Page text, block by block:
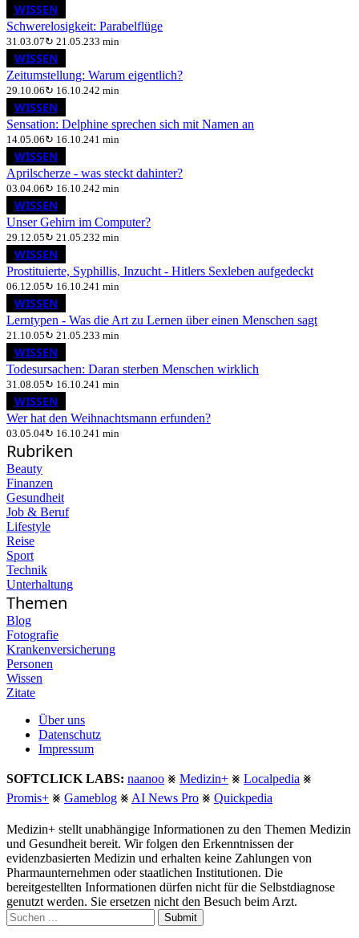
WISSEN
Schwerelosigkeit: Parabelflüge
31.03.07↻ 21.05.233 min
WISSEN
Zeitumstellung: Warum eigentlich?
29.10.06↻ 16.10.242 min
WISSEN
Sensation: Delphine sprechen sich mit Namen an
14.05.06↻ 16.10.241 min
WISSEN
Aprilscherze - was steckt dahinter?
03.04.06↻ 16.10.242 min
WISSEN
Unser Gehirn im Computer?
29.12.05↻ 21.05.232 min
WISSEN
Prostituierte, Syphillis, Inzucht - Hitlers Sexleben aufgedeckt
06.12.05↻ 16.10.241 min
WISSEN
Lerntypen - Was die Art zu Lernen über einen Menschen sagt
21.10.05↻ 21.05.233 min
WISSEN
Todesursachen: Daran sterben Menschen wirklich
31.08.05↻ 16.10.241 min
WISSEN
Wer hat den Weihnachtsmann erfunden?
03.05.04↻ 16.10.241 min
Rubriken
Beauty
Finanzen
Gesundheit
Job & Beruf
Lifestyle
Reise
Sport
Technik
Unterhaltung
Themen
Blog
Fotografie
Krankenversicherung
Personen
Wissen
Zitate
Über uns
Datenschutz
Impressum
SOFTCLICK LABS: naanoo ⨳ Medizin+ ⨳ Localpedia ⨳
Promis+ ⨳ Gameblog ⨳ AI News Pro ⨳ Quickpedia
Medizin+ stellt unabhängige Informationen zu den Themen Medizin
und Gesundheit bereit. Wir folgen den Erkenntnissen der
evidenzbasierten Medizin und erhalten keine Zahlungen von
Pharmaunternehmen oder staatlichen Institutionen. Die
bereitgestellten Informationen dürfen nicht für die Selbstdiagnose
genutzt werden. Sie ersetzen nicht den Besuch beim Arzt.
Submit